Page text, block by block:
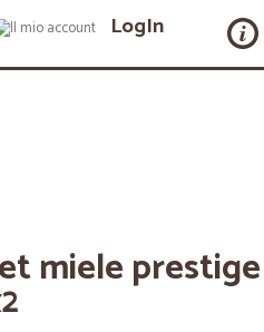
LogIn
miele prestige